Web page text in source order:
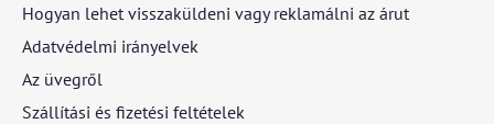
Hogyan lehet visszaküldeni vagy reklamálni az árut
Adatvédelmi irányelvek
Az üvegről
Szállítási és fizetési feltételek